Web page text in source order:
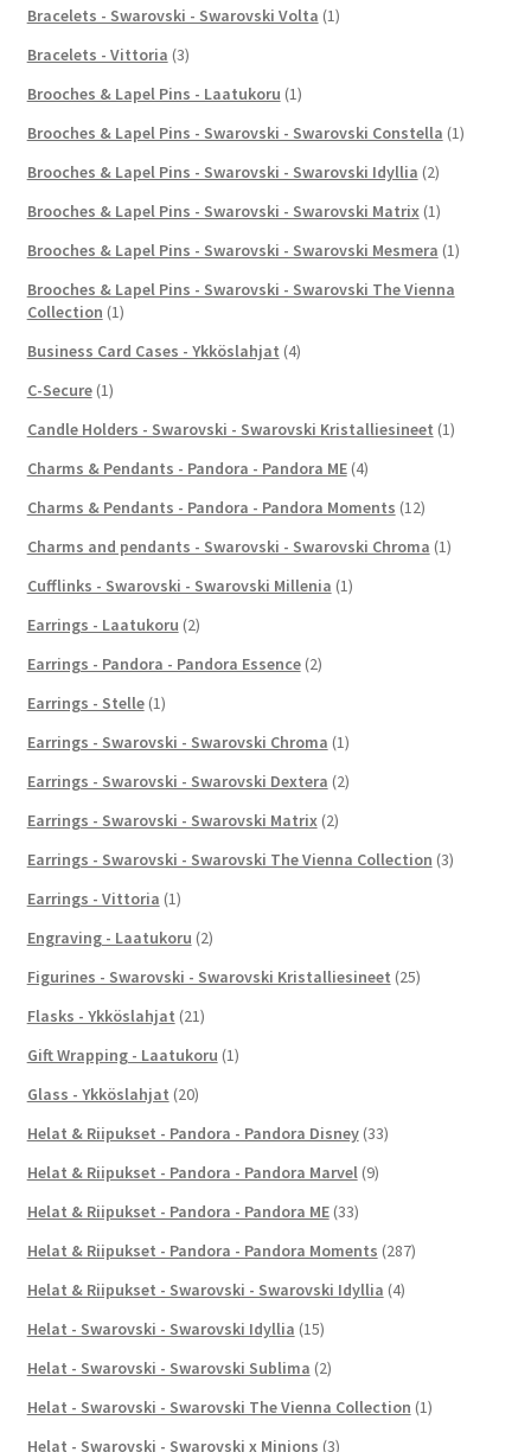
Bracelets - Swarovski - Swarovski Volta (1)
Bracelets - Vittoria (3)
Brooches & Lapel Pins - Laatukoru (1)
Brooches & Lapel Pins - Swarovski - Swarovski Constella (1)
Brooches & Lapel Pins - Swarovski - Swarovski Idyllia (2)
Brooches & Lapel Pins - Swarovski - Swarovski Matrix (1)
Brooches & Lapel Pins - Swarovski - Swarovski Mesmera (1)
Brooches & Lapel Pins - Swarovski - Swarovski The Vienna
Collection (1)
Business Card Cases - Ykköslahjat (4)
C-Secure (1)
Candle Holders - Swarovski - Swarovski Kristalliesineet (1)
Charms & Pendants - Pandora - Pandora ME (4)
Charms & Pendants - Pandora - Pandora Moments (12)
Charms and pendants - Swarovski - Swarovski Chroma (1)
Cufflinks - Swarovski - Swarovski Millenia (1)
Earrings - Laatukoru (2)
Earrings - Pandora - Pandora Essence (2)
Earrings - Stelle (1)
Earrings - Swarovski - Swarovski Chroma (1)
Earrings - Swarovski - Swarovski Dextera (2)
Earrings - Swarovski - Swarovski Matrix (2)
Earrings - Swarovski - Swarovski The Vienna Collection (3)
Earrings - Vittoria (1)
Engraving - Laatukoru (2)
Figurines - Swarovski - Swarovski Kristalliesineet (25)
Flasks - Ykköslahjat (21)
Gift Wrapping - Laatukoru (1)
Glass - Ykköslahjat (20)
Helat & Riipukset - Pandora - Pandora Disney (33)
Helat & Riipukset - Pandora - Pandora Marvel (9)
Helat & Riipukset - Pandora - Pandora ME (33)
Helat & Riipukset - Pandora - Pandora Moments (287)
Helat & Riipukset - Swarovski - Swarovski Idyllia (4)
Helat - Swarovski - Swarovski Idyllia (15)
Helat - Swarovski - Swarovski Sublima (2)
Helat - Swarovski - Swarovski The Vienna Collection (1)
Helat - Swarovski - Swarovski x Minions (3)